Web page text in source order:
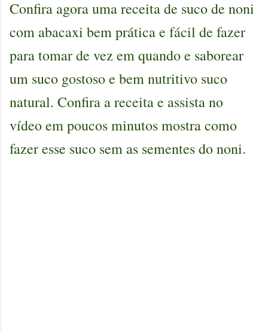
Confira agora uma receita de suco de noni
com abacaxi bem prática e fácil de fazer
para tomar de vez em quando e saborear
um suco gostoso e bem nutritivo suco
natural. Confira a receita e assista no
vídeo em poucos minutos mostra como
fazer esse suco sem as sementes do noni.